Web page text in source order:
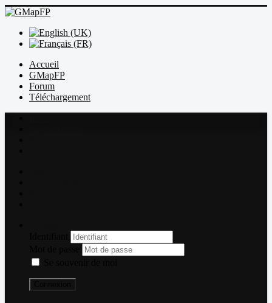
Accueil
GMapFP
Forum
Téléchargement